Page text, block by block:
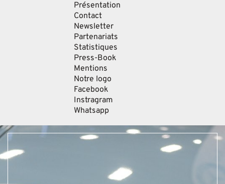
Présentation
Contact
Newsletter
Partenariats
Statistiques
Press-Book
Mentions
Notre logo
Facebook
Instragram
Whatsapp